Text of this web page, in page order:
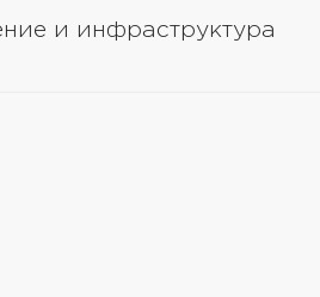
и инфраструктура